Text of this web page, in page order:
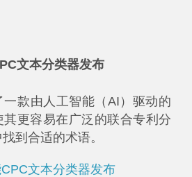
文本分类器发布
一款由人工智能（AI）驱动的
更容易在广泛的联合专利分
到合适的术语。
文本分类器发布